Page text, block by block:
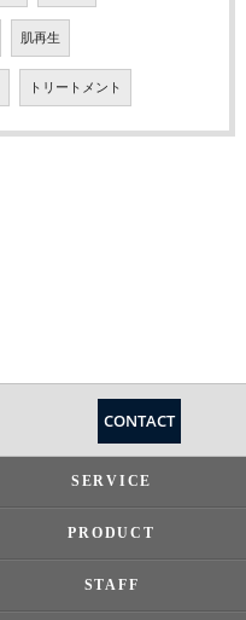
肌再生
トリートメント
CONTACT
SERVICE
PRODUCT
STAFF